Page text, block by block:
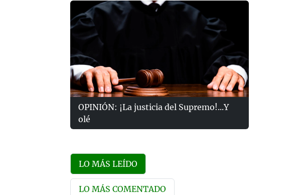
OPINIÓN: ¡La justicia del Supremo!...Y
olé
LO MÁS LEÍDO
LO MÁS COMENTADO